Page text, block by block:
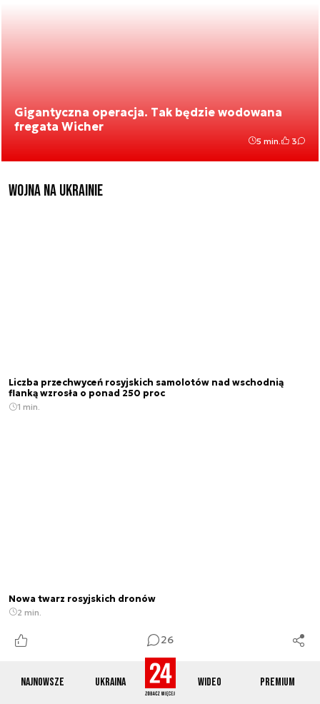
Najnowsze Ukraina Wideo Premium
26
Gigantyczna operacja. Tak będzie wodowana
fregata Wicher
5 min. 3
Wojna na Ukrainie
Liczba przechwyceń rosyjskich samolotów nad wschodnią
flanką wzrosła o ponad 250 proc
1 min.
Nowa twarz rosyjskich dronów
2 min.